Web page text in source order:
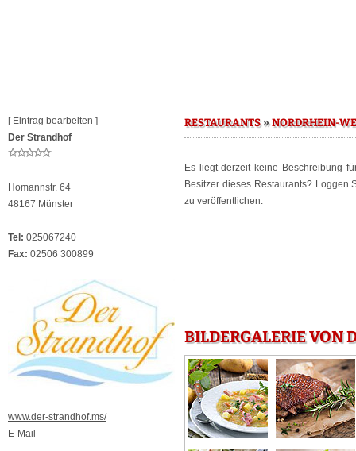
[ Eintrag bearbeiten ]
Der Strandhof
Homannstr. 64
48167 Münster
Tel: 025067240
Fax: 02506 300899
www.der-strandhof.ms/
E-Mail
RESTAURANTS»NORDRHEIN-
Es liegt derzeit keine Beschreibung
Besitzer dieses Restaurants? Loggen
zu veröffentlichen.
BILDERGALERIE VON